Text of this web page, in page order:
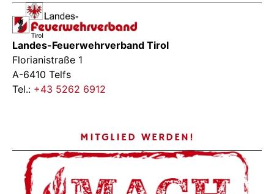
Landes-Feuerwehrverband Tirol
Florianistraße 1
A-6410 Telfs
Tel.: +43 5262 6912
MITGLIED WERDEN!